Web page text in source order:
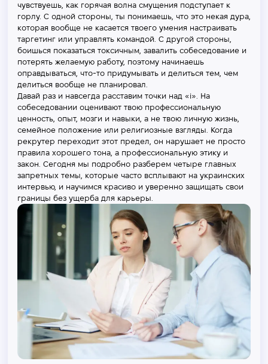
чувствуешь, как горячая волна смущения подступает к
горлу. С одной стороны, ты понимаешь, что это некая дура,
которая вообще не касается твоего умения настраивать
таргетинг или управлять командой. С другой стороны,
боишься показаться токсичным, завалить собеседование и
потерять желаемую работу, поэтому начинаешь
оправдываться, что-то придумывать и делиться тем, чем
делиться вообще не планировал.
Давай раз и навсегда расставим точки над «i». На
собеседовании оценивают твою профессиональную
ценность, опыт, мозги и навыки, а не твою личную жизнь,
семейное положение или религиозные взгляды. Когда
рекрутер переходит этот предел, он нарушает не просто
правила хорошего тона, а профессиональную этику и
закон. Сегодня мы подробно разберем четыре главных
запретных темы, которые часто всплывают на украинских
интервью, и научимся красиво и уверенно защищать свои
границы без ущерба для карьеры.